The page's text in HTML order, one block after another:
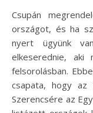
Csupán
országot, és ha
nyert ügyünk
elkeserednie,
felsorolásban.
csapata, hogy
Szerencsére az